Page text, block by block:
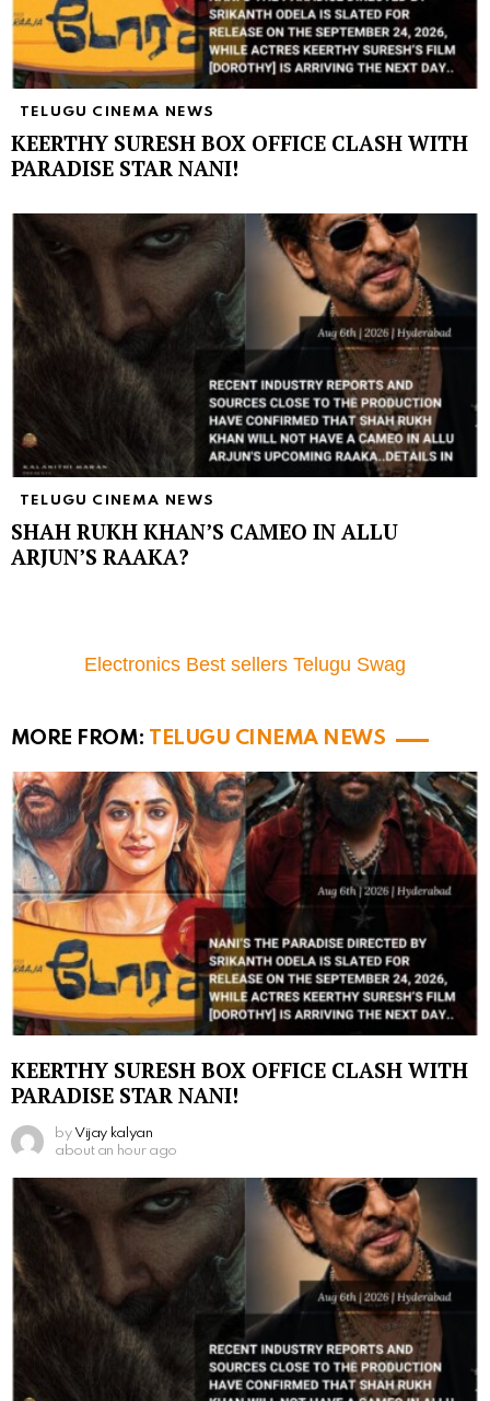
TELUGU CINEMA NEWS
KEERTHY SURESH BOX OFFICE CLASH WITH
PARADISE STAR NANI!
TELUGU CINEMA NEWS
SHAH RUKH KHAN’S CAMEO IN ALLU
ARJUN’S RAAKA?
Electronics Best sellers Telugu Swag
MORE FROM: TELUGU CINEMA NEWS
KEERTHY SURESH BOX OFFICE CLASH WITH
PARADISE STAR NANI!
by Vijay kalyan
about an hour ago